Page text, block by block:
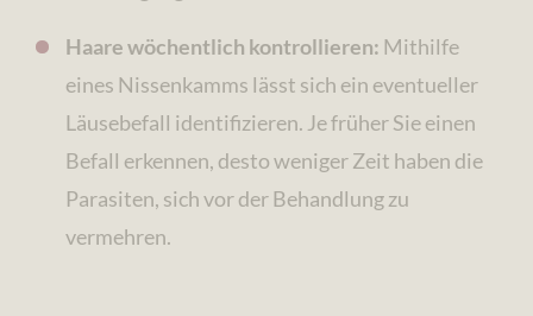
Haare wöchentlich kontrollieren: Mithilfe
eines Nissenkamms lässt sich ein eventueller
Läusebefall identifizieren. Je früher Sie einen
Befall erkennen, desto weniger Zeit haben die
Parasiten, sich vor der Behandlung zu
vermehren.